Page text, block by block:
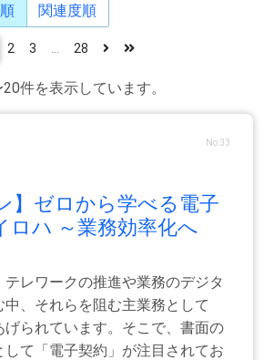
関連度順
件を表示しています。
2 3 28
No.33
】ゼロから学べる電子
ロハ ～業務効率化へ
テレワークの推進や業務のデジタ
中、それらを阻む主業務として
げられています。そこで、書面の
て「電子契約」が注目されてお